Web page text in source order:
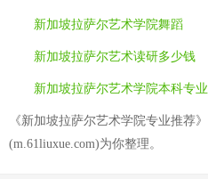
新加坡拉萨尔艺术学院舞蹈
新加坡拉萨尔艺术读研多少钱
新加坡拉萨尔艺术学院本科专业
《新加坡拉萨尔艺术学院专业推荐
(m.61liuxue.com)为你整理。